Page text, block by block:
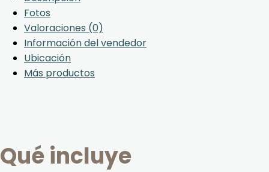
Fotos
Valoraciones (0)
Información del vendedor
Ubicación
Más productos
Qué incluye